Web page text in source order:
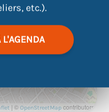
etc.).
L'AGENDA
| © OpenStreetMap contributors